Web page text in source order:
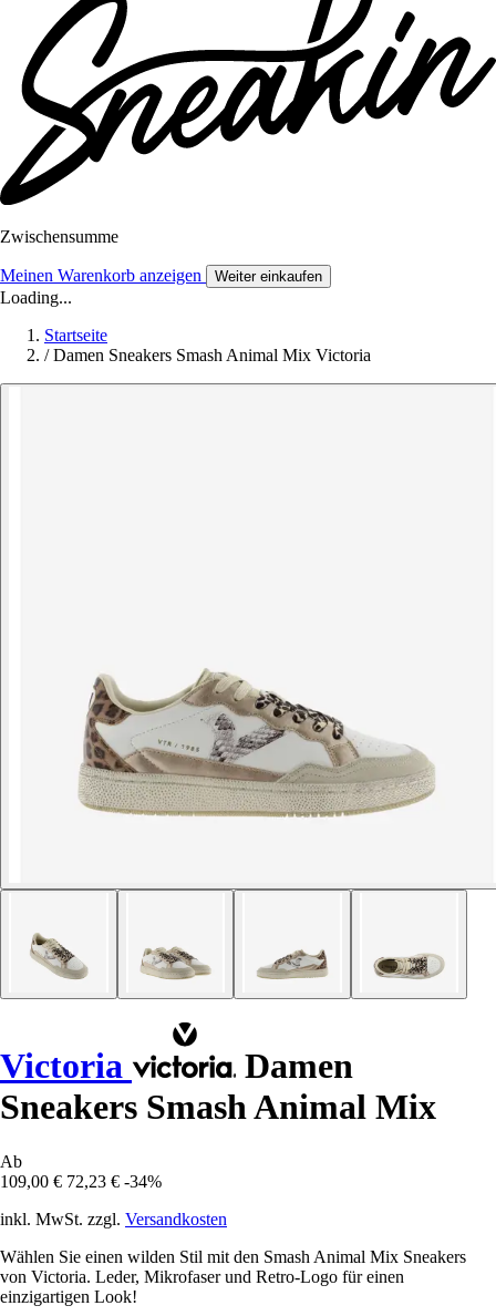
Zwischensumme
Meinen Warenkorb anzeigen Weiter einkaufen
Loading...
Startseite
/ Damen Sneakers Smash Animal Mix Victoria
Victoria
Damen
Sneakers Smash Animal Mix
Ab
109,00 € 72,23 € -34%
inkl. MwSt. zzgl. Versandkosten
Wählen Sie einen wilden Stil mit den Smash Animal Mix Sneakers
von Victoria. Leder, Mikrofaser und Retro-Logo für einen
einzigartigen Look!